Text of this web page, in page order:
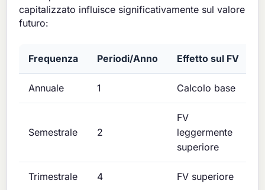
capitalizzato influisce significativamente sul valore
futuro:
Frequenza Periodi/Anno Effetto sul FV
Annuale 1 Calcolo base
Semestrale 2
FV
leggermente
superiore
Trimestrale 4 FV superiore